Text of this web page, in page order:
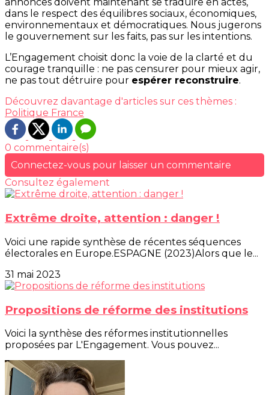
annonces doivent maintenant se traduire en actes,
dans le respect des équilibres sociaux, économiques,
environnementaux et démocratiques. Nous jugerons
le gouvernement sur les faits, pas sur les intentions.
L’Engagement choisit donc la voie de la clarté et du
courage tranquille : ne pas censurer pour mieux agir,
ne pas tout détruire pour espérer reconstruire.
Découvrez davantage d'articles sur ces thèmes :
Politique France
0 commentaire(s)
Connectez-vous pour laisser un commentaire
Consultez également
Extrême droite, attention : danger !
Voici une rapide synthèse de récentes séquences
électorales en Europe.ESPAGNE (2023)Alors que le...
31 mai 2023
Propositions de réforme des institutions
Voici la synthèse des réformes institutionnelles
proposées par L'Engagement. Vous pouvez...